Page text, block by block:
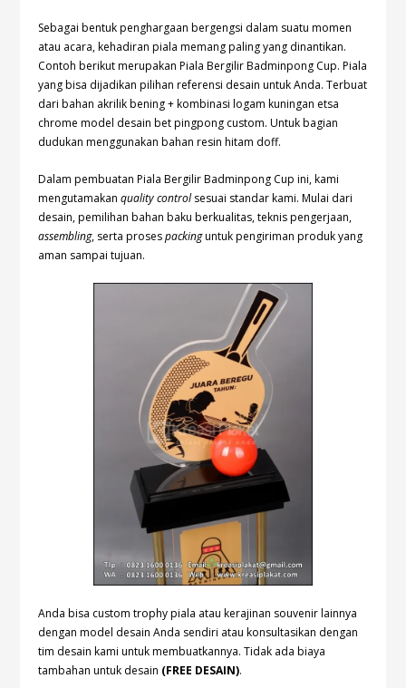
Sebagai bentuk penghargaan bergengsi dalam suatu momen
atau acara, kehadiran piala memang paling yang dinantikan.
Contoh berikut merupakan Piala Bergilir Badminpong Cup. Piala
yang bisa dijadikan pilihan referensi desain untuk Anda. Terbuat
dari bahan akrilik bening + kombinasi logam kuningan etsa
chrome model desain bet pingpong custom. Untuk bagian
dudukan menggunakan bahan resin hitam doff.
Dalam pembuatan Piala Bergilir Badminpong Cup ini, kami
mengutamakanquality controlsesuai standar kami. Mulai dari
desain, pemilihan bahan baku berkualitas, teknis pengerjaan,
assembling, serta prosespackinguntuk pengiriman produk yang
aman sampai tujuan.
Anda bisa custom trophy piala atau kerajinan souvenir lainnya
dengan model desain Anda sendiri atau konsultasikan dengan
tim desain kami untuk membuatkannya. Tidak ada biaya
tambahan untuk desain (FREE DESAIN).